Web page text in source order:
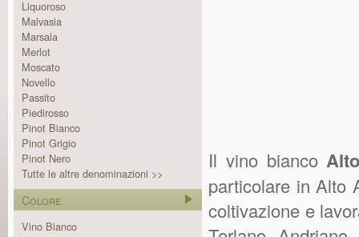
Liquoroso
Malvasia
Marsala
Merlot
Moscato
Novello
Passito
Piedirosso
Pinot Bianco
Pinot Grigio
Pinot Nero
Tutte le altre denominazioni >>
Colore
Vino Bianco
Il vino bianco
particolare in Alto
coltivazione e